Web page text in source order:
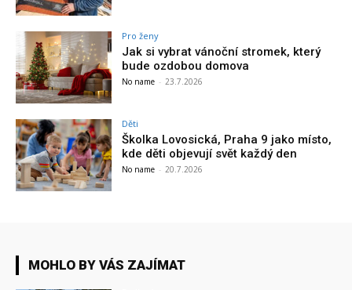
Pro ženy
Jak si vybrat vánoční stromek, který
bude ozdobou domova
No name - 23.7.2026
Děti
Školka Lovosická, Praha 9 jako místo,
kde děti objevují svět každý den
No name - 20.7.2026
MOHLO BY VÁS ZAJÍMAT